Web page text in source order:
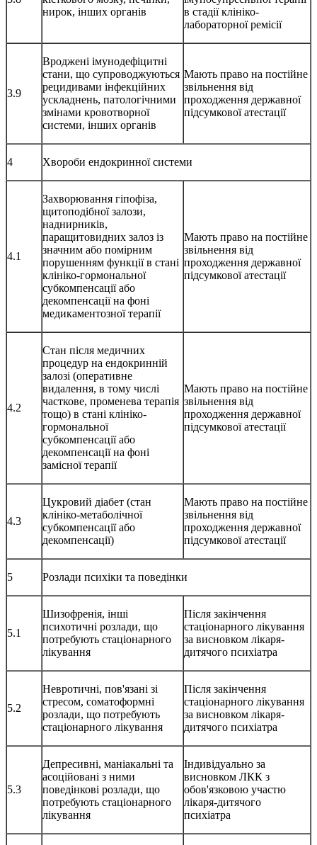
нирок, інших органів
в стадії клініко-
лабораторної ремісії
3.9
Вроджені імунодефіцитні
стани, що супроводжуються
рецидивами інфекційних
ускладнень, патологічними
змінами кровотворної
системи, інших органів
Мають право на постійне
звільнення від
проходження державної
підсумкової атестації
4 Хвороби ендокринної системи
4.1
Захворювання гіпофіза,
щитоподібної залози,
наднирників,
паращитовидних залоз із
значним або помірним
порушенням функції в стані
клініко-гормональної
субкомпенсації або
декомпенсації на фоні
медикаментозної терапії
Мають право на постійне
звільнення від
проходження державної
підсумкової атестації
4.2
Стан після медичних
процедур на ендокринній
залозі (оперативне
видалення, в тому числі
часткове, променева терапія
тощо) в стані клініко-
гормональної
субкомпенсації або
декомпенсації на фоні
замісної терапії
Мають право на постійне
звільнення від
проходження державної
підсумкової атестації
4.3
Цукровий діабет (стан
клініко-метаболічної
субкомпенсації або
декомпенсації)
Мають право на постійне
звільнення від
проходження державної
підсумкової атестації
5 Розлади психіки та поведінки
5.1
Шизофренія, інші
психотичні розлади, що
потребують стаціонарного
лікування
Після закінчення
стаціонарного лікування
за висновком лікаря-
дитячого психіатра
5.2
Невротичні, пов'язані зі
стресом, соматоформні
розлади, що потребують
стаціонарного лікування
Після закінчення
стаціонарного лікування
за висновком лікаря-
дитячого психіатра
5.3
Депресивні, маніакальні та
асоційовані з ними
поведінкові розлади, що
потребують стаціонарного
лікування
Індивідуально за
висновком ЛКК з
обов'язковою участю
лікаря-дитячого
психіатра